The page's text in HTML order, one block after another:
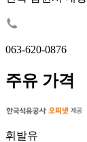
063-620-0876
주유 가격
휘발유